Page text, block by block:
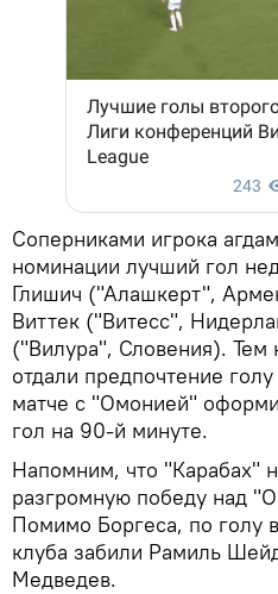
Соперниками игрока
номинации лучший гол
Глишич ("Алашкерт",
Виттек ("Витесс",
("Вилура", Словения).
отдали предпочтение
матче с "Омонией"
гол на 90-й минуте.
Напомним, что "Карабах"
разгромную победу над
Помимо Боргеса, по голу
клуба забили Рамиль
Медведев.